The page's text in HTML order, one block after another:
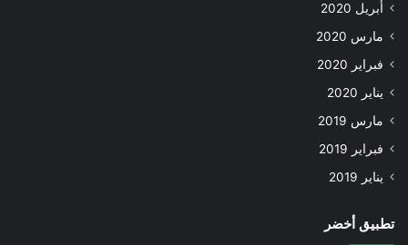
أبريل 2020
مارس 2020
فبراير 2020
يناير 2020
مارس 2019
فبراير 2019
يناير 2019
تطبيق أخضر